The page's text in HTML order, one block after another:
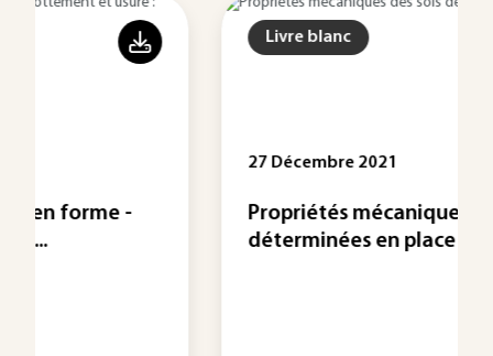
Livre blanc
Propriétés mécaniques des sols
déterminées en place